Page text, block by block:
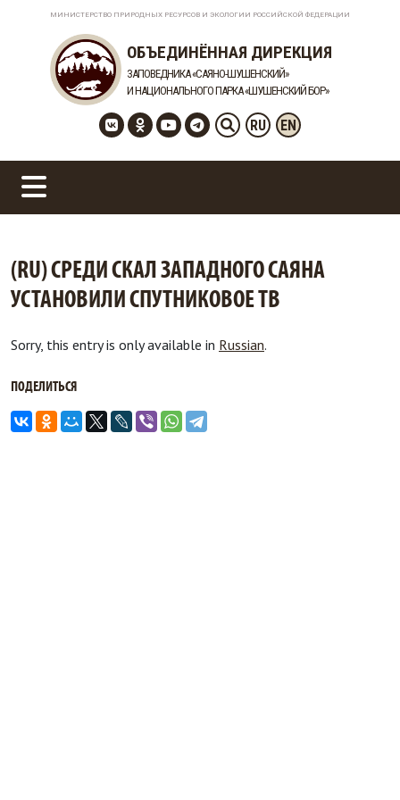
МИНИСТЕРСТВО ПРИРОДНЫХ РЕСУРСОВ И ЭКОЛОГИИ РОССИЙСКОЙ ФЕДЕРАЦИИ
ОБЪЕДИНЁННАЯ ДИРЕКЦИЯ
ЗАПОВЕДНИКА «САЯНО-ШУШЕНСКИЙ»
И НАЦИОНАЛЬНОГО ПАРКА «ШУШЕНСКИЙ БОР»
RU EN
(RU) СРЕДИ СКАЛ ЗАПАДНОГО САЯНА
УСТАНОВИЛИ СПУТНИКОВОЕ ТВ
Sorry, this entry is only available in Russian.
ПОДЕЛИТЬСЯ